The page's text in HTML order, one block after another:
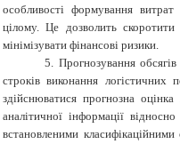
особливості формування
цілому. Це дозволить
мінімізувати фінансові ризики.
5. Прогнозування
строків виконання
здійснюватися прогнозна оцінка
аналітичної інформації
встановленими